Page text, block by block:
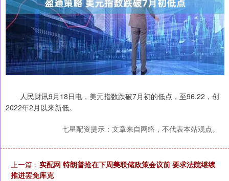
人民财讯9月18日电，美元指数跌破7月初的低点，至96.22，创
2022年2月以来新低。
七星配资提示：文章来自网络，不代表本站观点。
上一篇： 实配网 特朗普抢在下周美联储政策会议前 要求法院继续
推进罢免库克